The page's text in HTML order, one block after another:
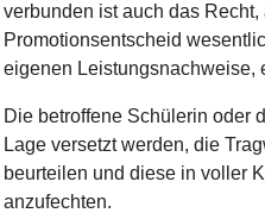
verbunden ist auch das Recht,
Promotionsentscheid
eigenen Leistungsnachweise,
Die betroffene Schülerin oder
Lage versetzt werden, die
beurteilen und diese in voller
anzufechten.